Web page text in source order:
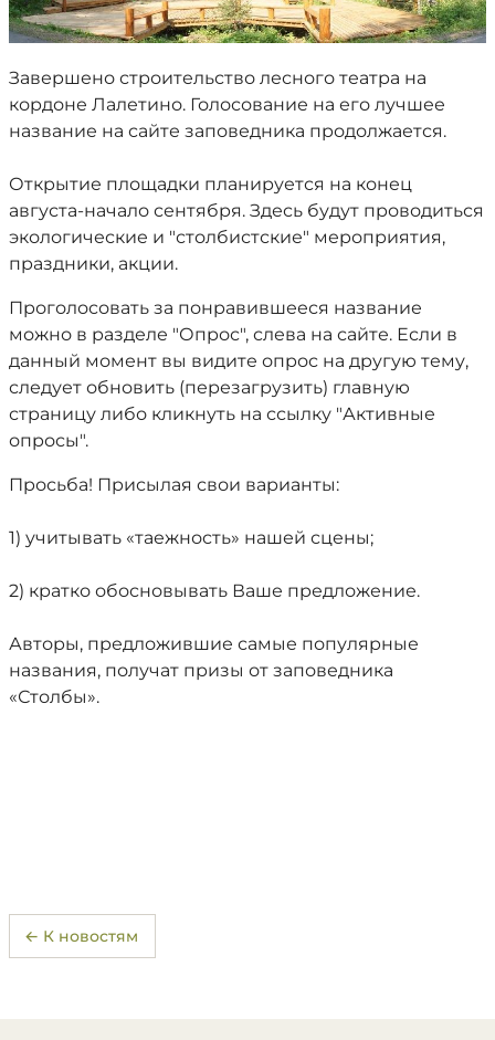
Завершено строительство лесного театра на
кордоне Лалетино. Голосование на его лучшее
название на сайте заповедника продолжается.
Открытие площадки планируется на конец
августа-начало сентября. Здесь будут проводиться
экологические и "столбистские" мероприятия,
праздники, акции.
Проголосовать за понравившееся название
можно в разделе "Опрос", слева на сайте. Если в
данный момент вы видите опрос на другую тему,
следует обновить (перезагрузить) главную
страницу либо кликнуть на ссылку "Активные
опросы".
Просьба! Присылая свои варианты:
1) учитывать «таежность» нашей сцены;
2) кратко обосновывать Ваше предложение.
Авторы, предложившие самые популярные
названия, получат призы от заповедника
«Столбы».
← К новостям